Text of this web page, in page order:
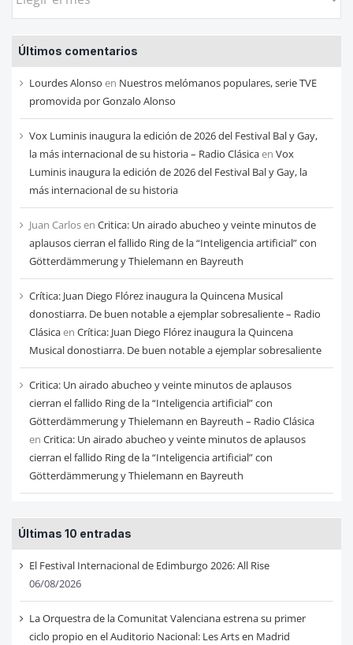
entradas
de
cada
mes
Últimos comentarios
Lourdes Alonso en Nuestros melómanos populares, serie TVE
promovida por Gonzalo Alonso
Vox Luminis inaugura la edición de 2026 del Festival Bal y Gay,
la más internacional de su historia – Radio Clásicaen Vox
Luminis inaugura la edición de 2026 del Festival Bal y Gay, la
más internacional de su historia
Juan Carlosen Critica: Un airado abucheo y veinte minutos de
aplausos cierran el fallido Ring de la “Inteligencia artificial” con
Götterdämmerung y Thielemann en Bayreuth
Crítica: Juan Diego Flórez inaugura la Quincena Musical
donostiarra. De buen notable a ejemplar sobresaliente – Radio
Clásicaen Crítica: Juan Diego Flórez inaugura la Quincena
Musical donostiarra. De buen notable a ejemplar sobresaliente
Critica: Un airado abucheo y veinte minutos de aplausos
cierran el fallido Ring de la “Inteligencia artificial” con
Götterdämmerung y Thielemann en Bayreuth – Radio Clásica
en Critica: Un airado abucheo y veinte minutos de aplausos
cierran el fallido Ring de la “Inteligencia artificial” con
Götterdämmerung y Thielemann en Bayreuth
Últimas 10 entradas
El Festival Internacional de Edimburgo 2026: All Rise
06/08/2026
La Orquestra de la Comunitat Valenciana estrena su primer
ciclo propio en el Auditorio Nacional: Les Arts en Madrid